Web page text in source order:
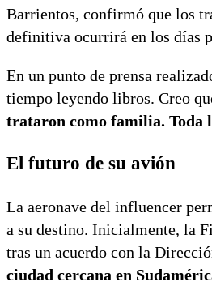
Barrientos, confirmó que los
definitiva ocurrirá en los días
En un punto de prensa
tiempo leyendo libros. Creo
trataron como familia. Toda
El futuro de su avión
La aeronave del influencer
a su destino. Inicialmente, la
tras un acuerdo con la
ciudad cercana en